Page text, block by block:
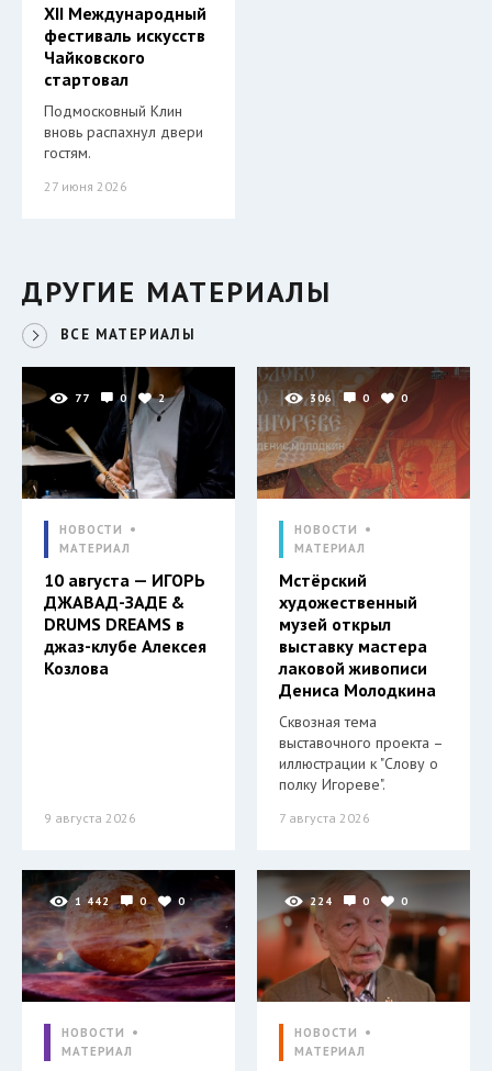
XII Международный
фестиваль искусств
Чайковского
стартовал
Подмосковный Клин
вновь распахнул двери
гостям.
27 июня 2026
ДРУГИЕ МАТЕРИАЛЫ
ВСЕ МАТЕРИАЛЫ
77 0 2
НОВОСТИ
МАТЕРИАЛ
10 августа — ИГОРЬ
ДЖАВАД-ЗАДЕ &
DRUMS DREAMS в
джаз-клубе Алексея
Козлова
9 августа 2026
306 0 0
НОВОСТИ
МАТЕРИАЛ
Мстёрский
художественный
музей открыл
выставку мастера
лаковой живописи
Дениса Молодкина
Сквозная тема
выставочного проекта –
иллюстрации к "Слову о
полку Игореве".
7 августа 2026
1 442 0 0
НОВОСТИ
МАТЕРИАЛ
224 0 0
НОВОСТИ
МАТЕРИАЛ